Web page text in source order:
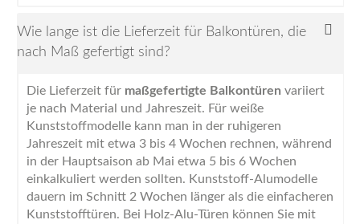
Wie lange ist die Lieferzeit für Balkontüren, die
nach Maß gefertigt sind?
Die Lieferzeit für maßgefertigte Balkontüren variiert
je nach Material und Jahreszeit. Für weiße
Kunststoffmodelle kann man in der ruhigeren
Jahreszeit mit etwa 3 bis 4 Wochen rechnen, während
in der Hauptsaison ab Mai etwa 5 bis 6 Wochen
einkalkuliert werden sollten. Kunststoff-Alumodelle
dauern im Schnitt 2 Wochen länger als die einfacheren
Kunststofftüren. Bei Holz-Alu-Türen können Sie mit